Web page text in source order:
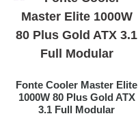
Fonte Cooler Master Elite
1000W 80 Plus Gold ATX
3.1 Full Modular